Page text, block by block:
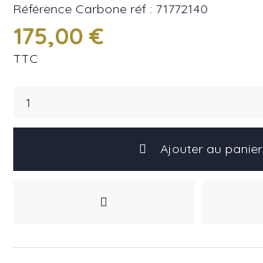
Référence Carbone réf : 71772140
175,00 €
TTC
Ajouter au panier